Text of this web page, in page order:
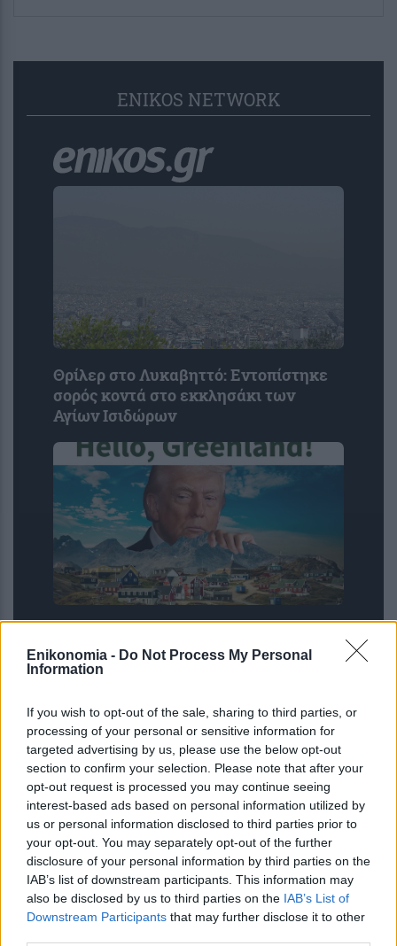
Enikonomia - Do Not Process My Personal
Information
If you wish to opt-out of the sale, sharing to third parties, or
processing of your personal or sensitive information for
targeted advertising by us, please use the below opt-out
section to confirm your selection. Please note that after your
opt-out request is processed you may continue seeing
interest-based ads based on personal information utilized by
us or personal information disclosed to third parties prior to
your opt-out. You may separately opt-out of the further
disclosure of your personal information by third parties on the
IAB’s list of downstream participants. This information may
also be disclosed by us to third parties on the IAB’s List of
Downstream Participants that may further disclose it to other
ENIKOS NETWORK
Θρίλερ στο Λυκαβηττό: Εντοπίστηκε
σορός κοντά στο εκκλησάκι των
Αγίων Ισιδώρων
σε πετρελαϊκή εταιρεία που
συνδέεται με τον Τραμπ –
άδε...